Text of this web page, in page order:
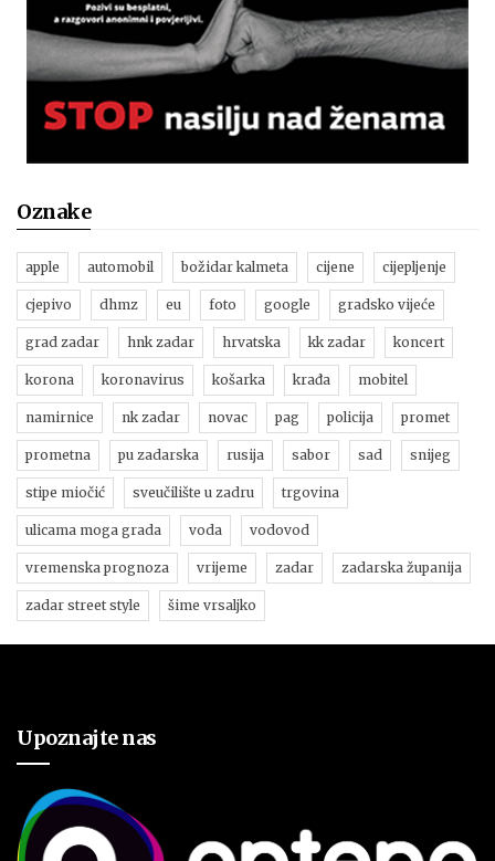
Oznake
apple automobil božidar kalmeta cijene cijepljenje
cjepivo dhmz eu foto google gradsko vijeće
grad zadar hnk zadar hrvatska kk zadar koncert
korona koronavirus košarka krađa mobitel
namirnice nk zadar novac pag policija promet
prometna pu zadarska rusija sabor sad snijeg
stipe miočić sveučilište u zadru trgovina
ulicama moga grada voda vodovod
vremenska prognoza vrijeme zadar zadarska županija
zadar street style šime vrsaljko
Upoznajte nas